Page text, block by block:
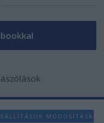
MÓDOSÍTÁSA